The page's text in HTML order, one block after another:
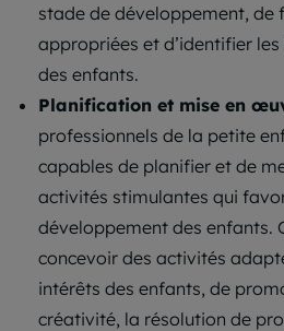
stade de développement, de
appropriées et d’identifier
des enfants.
Planification et mise en
professionnels de la petite
capables de planifier et de
activités stimulantes qui
développement des enfants.
concevoir des activités
intérêts des enfants, de
créativité, la résolution de